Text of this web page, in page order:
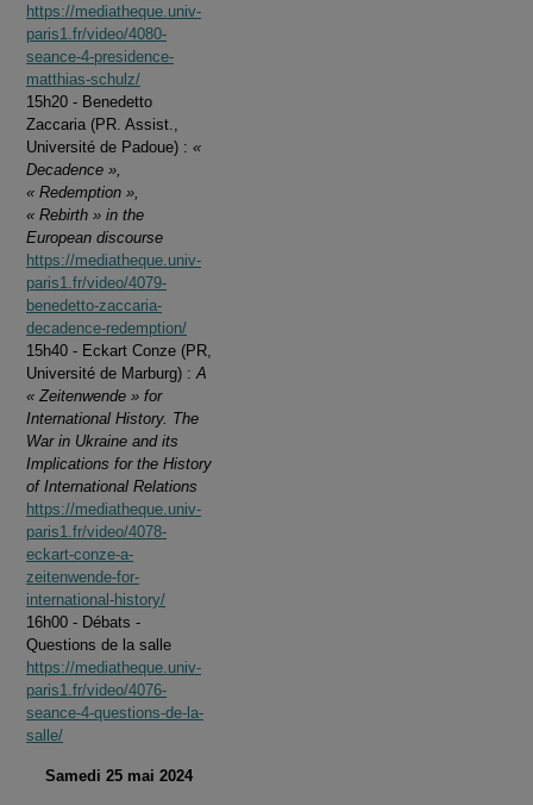
https://mediatheque.univ-
paris1.fr/video/4080-
seance-4-presidence-
matthias-schulz/
15h20 - Benedetto
Zaccaria (PR. Assist.,
Université de Padoue) : «
Decadence »,
« Redemption »,
« Rebirth » in the
European discourse
https://mediatheque.univ-
paris1.fr/video/4079-
benedetto-zaccaria-
decadence-redemption/
15h40 - Eckart Conze (PR,
Université de Marburg) :A
« Zeitenwende » for
International History. The
War in Ukraine and its
Implications for the History
of International Relations
https://mediatheque.univ-
paris1.fr/video/4078-
eckart-conze-a-
zeitenwende-for-
international-history/
16h00 - Débats -
Questions de la salle
https://mediatheque.univ-
paris1.fr/video/4076-
seance-4-questions-de-la-
salle/
Samedi 25 mai 2024